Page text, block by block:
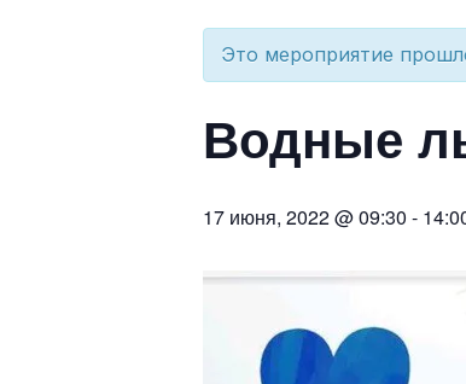
Это мероприятие
Водные
17 июня, 2022 @ 09:30 -